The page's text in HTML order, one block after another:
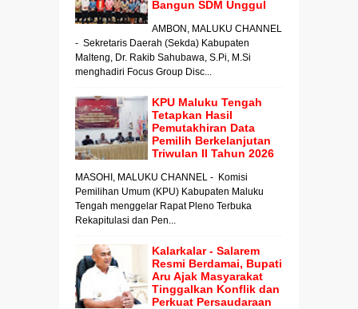
Bangun SDM Unggul
AMBON, MALUKU CHANNEL
- Sekretaris Daerah (Sekda) Kabupaten
Malteng, Dr. Rakib Sahubawa, S.Pi, M.Si
menghadiri Focus Group Disc...
KPU Maluku Tengah
Tetapkan Hasil
Pemutakhiran Data
Pemilih Berkelanjutan
Triwulan II Tahun 2026
MASOHI, MALUKU CHANNEL - Komisi
Pemilihan Umum (KPU) Kabupaten Maluku
Tengah menggelar Rapat Pleno Terbuka
Rekapitulasi dan Pen...
Kalarkalar - Salarem
Resmi Berdamai, Bupati
Aru Ajak Masyarakat
Tinggalkan Konflik dan
Perkuat Persaudaraan